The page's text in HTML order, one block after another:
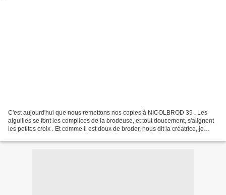
C'est aujourd'hui que nous remettons nos copies à NICOLBROD 39 . Les
aiguilles se font les complices de la brodeuse, et tout doucement, s'alignent
les petites croix . Et comme il est doux de broder, nous dit la créatrice, je